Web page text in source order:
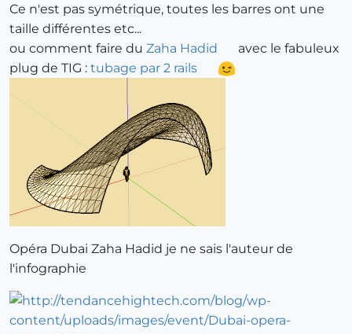
Ce n'est pas symétrique, toutes les barres ont une
taille différentes etc...
ou comment faire du Zaha Hadid
avec le fabuleux
plug de TIG : tubage par 2 rails
Opéra Dubai Zaha Hadid je ne sais l'auteur de
l'infographie